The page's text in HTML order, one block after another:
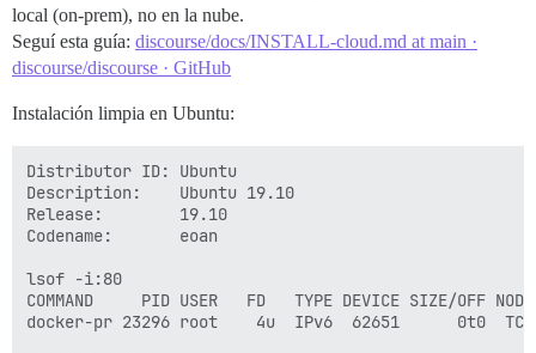
local (on-prem), no en la nube.
Seguí esta guía: discourse/docs/INSTALL-cloud.md at main ·
discourse/discourse · GitHub
Instalación limpia en Ubuntu:
Distributor ID: Ubuntu
Description:    Ubuntu 19.10
Release:        19.10
Codename:       eoan
lsof -i:80
COMMAND     PID USER   FD   TYPE DEVICE SIZE/OFF NODE
docker-pr 23296 root    4u  IPv6  62651      0t0